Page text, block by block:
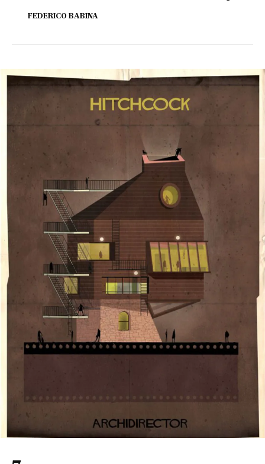
FEDERICO BABINA